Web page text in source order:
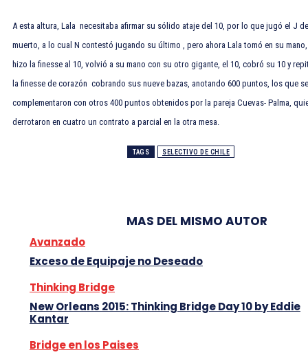
A esta altura, Lala necesitaba afirmar su sólido ataje del 10, por lo que jugó el J
muerto, a lo cual N contestó jugando su último
, pero ahora Lala tomó en su mano,
hizo la finesse al 10, volvió a su mano con su otro gigante, el 10, cobró su 10 y
la finesse de corazón cobrando sus nueve bazas, anotando 600 puntos, los que se
complementaron con otros 400 puntos obtenidos por la pareja Cuevas- Palma,
derrotaron en cuatro un contrato a parcial en la otra mesa.
TAGS SELECTIVO DE CHILE
MAS DEL MISMO AUTOR
Avanzado
Exceso de Equipaje no Deseado
Thinking Bridge
New Orleans 2015: Thinking Bridge Day 10 by Eddie
Kantar
Bridge en los Paises